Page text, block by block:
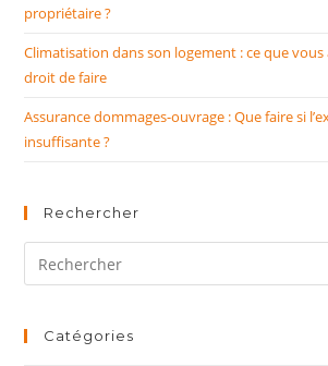
propriétaire ?
Climatisation dans son logement : ce que
droit de faire
Assurance dommages-ouvrage : Que faire si
insuffisante ?
Rechercher
Rechercher
sur
siteCatégories